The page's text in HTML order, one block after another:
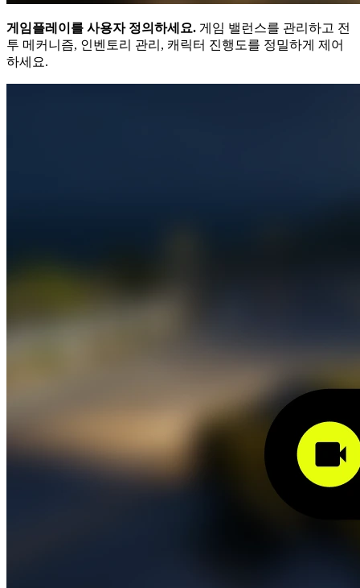
게임플레이를 사용자 정의하세요. 게임 밸런스를 관리하고 전
투 메커니즘, 인벤토리 관리, 캐릭터 진행도를 정밀하게 제어
하세요.